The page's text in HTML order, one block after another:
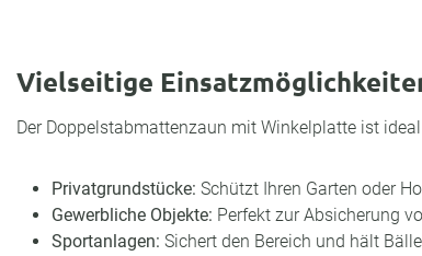
Vielseitige
Der Doppelstabmattenzaun mit Winkelplatte ist
Privatgrundstücke: Schützt Ihren Garten oder
Gewerbliche Objekte: Perfekt zur Absicherung
Sportanlagen: Sichert den Bereich und hält